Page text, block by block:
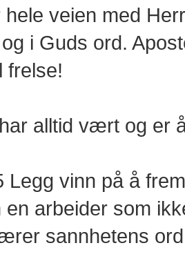
hele veien med
i Guds ord.
frelse!
alltid vært og er
Legg vinn på å
arbeider som
sannhetens